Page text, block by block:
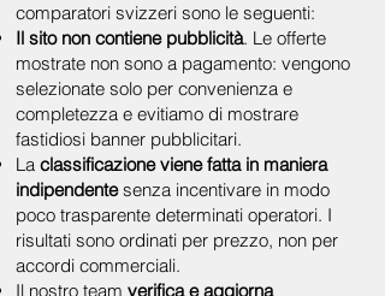
comparatori svizzeri sono le seguenti:
Il sito non contiene pubblicità. Le offerte
mostrate non sono a pagamento: vengono
selezionate solo per convenienza e
completezza e evitiamo di mostrare
fastidiosi banner pubblicitari.
La classificazione viene fatta in maniera
indipendentesenza incentivare in modo
poco trasparente determinati operatori. I
risultati sono ordinati per prezzo, non per
accordi commerciali.
Il nostro team verifica e aggiorna